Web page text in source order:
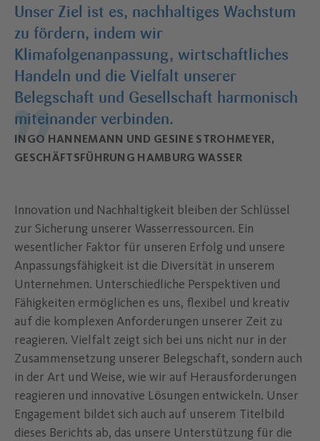
Unser Ziel ist es, nachhaltiges Wachstum
zu fördern, indem wir
Klimafolgenanpassung, wirtschaftliches
Handeln und die Vielfalt unserer
Belegschaft und Gesellschaft harmonisch
miteinander verbinden.
INGO HANNEMANN UND GESINE STROHMEYER,
GESCHÄFTSFÜHRUNG HAMBURG WASSER
Innovation und Nachhaltigkeit bleiben der Schlüssel
zur Sicherung unserer Wasserressourcen. Ein
wesentlicher Faktor für unseren Erfolg und unsere
Anpassungsfähigkeit ist die Diversität in unserem
Unternehmen. Unterschiedliche Perspektiven und
Fähigkeiten ermöglichen es uns, flexibel und kreativ
auf die komplexen Anforderungen unserer Zeit zu
reagieren. Vielfalt zeigt sich bei uns nicht nur in der
Zusammensetzung unserer Belegschaft, sondern auch
in der Art und Weise, wie wir auf Herausforderungen
reagieren und innovative Lösungen entwickeln. Unser
Engagement bildet sich auch auf unserem Titelbild
dieses Berichts ab, das unsere Unterstützung für die